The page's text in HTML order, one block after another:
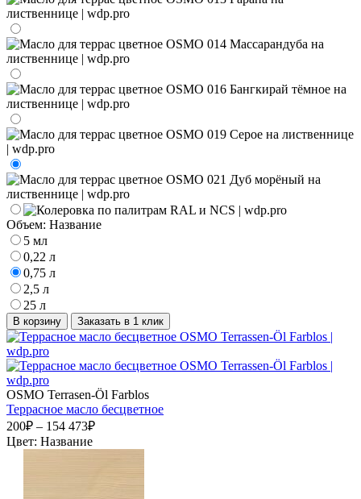
Объем: Название
5 мл
0,22 л
0,75 л
2,5 л
25 л
В корзину Заказать в 1 клик
OSMO Terrasen-Öl Farblos
Террасное масло бесцветное
200₽ – 154 473₽
Цвет: Название